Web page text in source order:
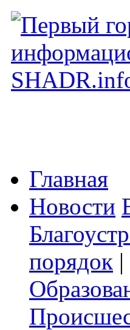
Главная
Новости
порядок |